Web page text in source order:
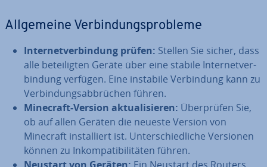
All­ge­mei­ne Ver­bin­dungs­pro­ble­me
In­ter­net­ver­bin­dung prüfen: Stellen Sie sicher, dass
alle be­tei­lig­ten Geräte über eine stabile In­ter­net­ver­
bin­dung verfügen. Eine instabile Ver­bin­dung kann zu
Ver­bin­dungs­ab­brü­chen führen.
Minecraft-Version ak­tua­li­sie­ren: Über­prü­fen Sie,
ob auf allen Geräten die neueste Version von
Minecraft in­stal­liert ist. Un­ter­schied­li­che Versionen
können zu In­kom­pa­ti­bi­li­tä­ten führen.